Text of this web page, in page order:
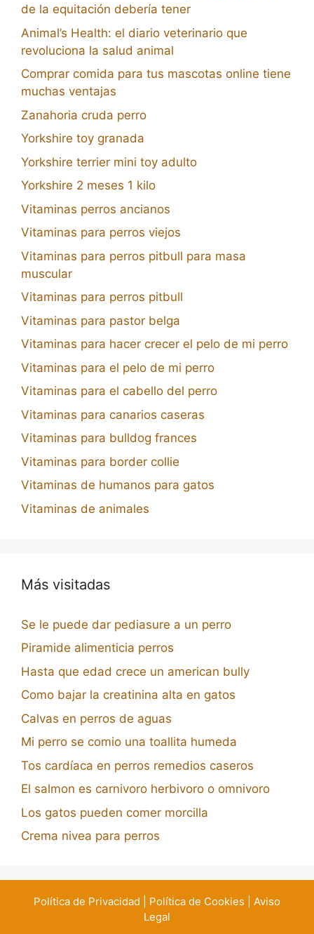
de la equitación debería tener
Animal’s Health: el diario veterinario que
revoluciona la salud animal
Comprar comida para tus mascotas online tiene
muchas ventajas
Zanahoria cruda perro
Yorkshire toy granada
Yorkshire terrier mini toy adulto
Yorkshire 2 meses 1 kilo
Vitaminas perros ancianos
Vitaminas para perros viejos
Vitaminas para perros pitbull para masa
muscular
Vitaminas para perros pitbull
Vitaminas para pastor belga
Vitaminas para hacer crecer el pelo de mi perro
Vitaminas para el pelo de mi perro
Vitaminas para el cabello del perro
Vitaminas para canarios caseras
Vitaminas para bulldog frances
Vitaminas para border collie
Vitaminas de humanos para gatos
Vitaminas de animales
Más visitadas
Se le puede dar pediasure a un perro
Piramide alimenticia perros
Hasta que edad crece un american bully
Como bajar la creatinina alta en gatos
Calvas en perros de aguas
Mi perro se comio una toallita humeda
Tos cardíaca en perros remedios caseros
El salmon es carnivoro herbivoro o omnivoro
Los gatos pueden comer morcilla
Crema nivea para perros
Política de Privacidad Política de Cookies
Aviso
Legal